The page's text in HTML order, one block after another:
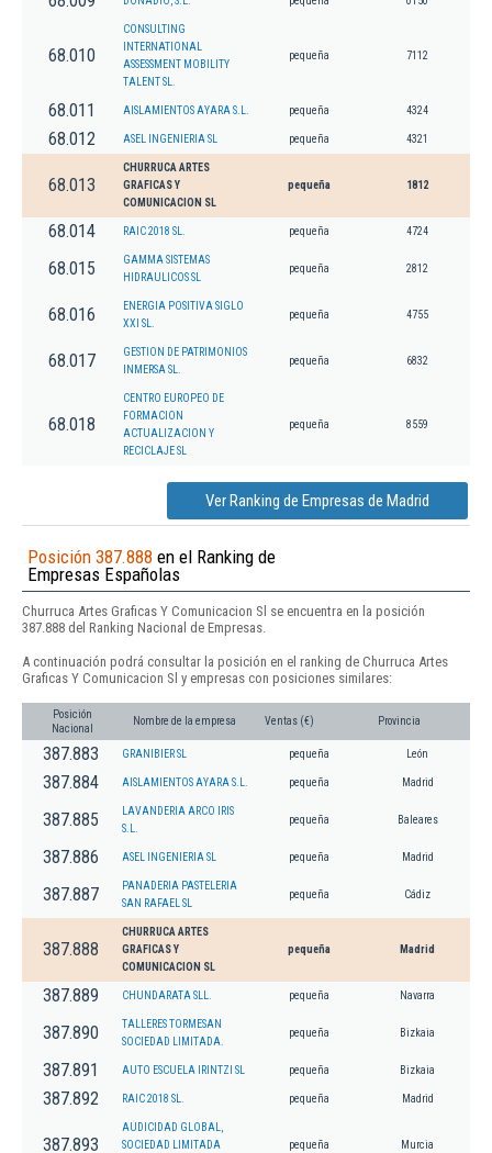
68.010
CONSULTING
INTERNATIONAL
ASSESSMENT MOBILITY
TALENT SL.
pequeña 7112
68.011 AISLAMIENTOS AYARA S.L. pequeña 4324
68.012 ASEL INGENIERIA SL pequeña 4321
68.013
CHURRUCA ARTES
GRAFICAS Y
COMUNICACION SL
pequeña 1812
68.014 RAIC 2018 SL. pequeña 4724
68.015
GAMMA SISTEMAS
HIDRAULICOS SL
pequeña 2812
68.016
ENERGIA POSITIVA SIGLO
XXI SL.
pequeña 4755
68.017
GESTION DE PATRIMONIOS
INMERSA SL.
pequeña 6832
68.018
CENTRO EUROPEO DE
FORMACION
ACTUALIZACION Y
RECICLAJE SL
pequeña 8559
Ver Ranking de Empresas de Madrid
Posición 387.888 en el Ranking de
Empresas Españolas
Churruca Artes Graficas Y Comunicacion Sl se encuentra en la posición
387.888 del Ranking Nacional de Empresas.
A continuación podrá consultar la posición en el ranking de Churruca Artes
Graficas Y Comunicacion Sl y empresas con posiciones similares:
Posición
Nacional
Nombre de la empresa Ventas (€) Provincia
387.883 GRANIBIER SL pequeña León
387.884 AISLAMIENTOS AYARA S.L. pequeña Madrid
387.885
LAVANDERIA ARCO IRIS
S.L.
pequeña Baleares
387.886 ASEL INGENIERIA SL pequeña Madrid
387.887
PANADERIA PASTELERIA
SAN RAFAEL SL
pequeña Cádiz
387.888
CHURRUCA ARTES
GRAFICAS Y
COMUNICACION SL
pequeña Madrid
387.889 CHUNDARATA SLL. pequeña Navarra
387.890
TALLERES TORMESAN
SOCIEDAD LIMITADA.
pequeña Bizkaia
387.891 AUTO ESCUELA IRINTZI SL pequeña Bizkaia
387.892 RAIC 2018 SL. pequeña Madrid
387.893
AUDICIDAD GLOBAL,
SOCIEDAD LIMITADA
pequeña Murcia